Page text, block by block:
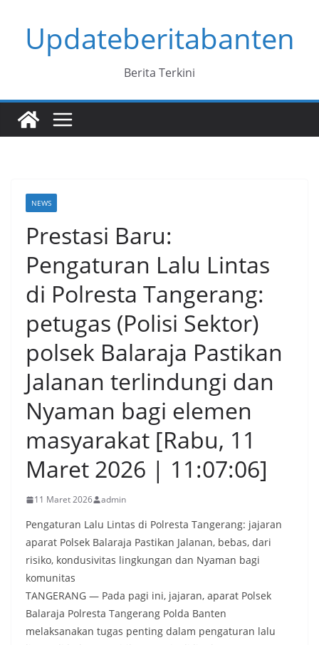
contentUpdateberitabanten
Berita Terkini
NEWS
Prestasi Baru:
Pengaturan Lalu Lintas
di Polresta Tangerang:
petugas (Polisi Sektor)
polsek Balaraja Pastikan
Jalanan terlindungi dan
Nyaman bagi elemen
masyarakat [Rabu, 11
Maret 2026 | 11:07:06]
11 Maret 2026 admin
Pengaturan Lalu Lintas di Polresta Tangerang: jajaran
aparat Polsek Balaraja Pastikan Jalanan, bebas, dari
risiko, kondusivitas lingkungan dan Nyaman bagi
komunitas
TANGERANG — Pada pagi ini, jajaran, aparat Polsek
Balaraja Polresta Tangerang Polda Banten
melaksanakan tugas penting dalam pengaturan lalu